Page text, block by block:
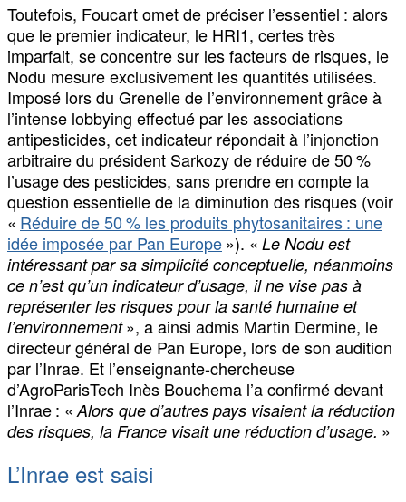
Toutefois, Foucart omet de préciser l’essentiel : alors
que le premier indicateur, le HRI1, certes très
imparfait, se concentre sur les facteurs de risques, le
Nodu mesure exclusivement les quantités utilisées.
Imposé lors du Grenelle de l’environnement grâce à
l’intense lobbying effectué par les associations
antipesticides, cet indicateur répondait à l’injonction
arbitraire du président Sarkozy de réduire de 50 %
l’usage des pesticides, sans prendre en compte la
question essentielle de la diminution des risques (voir
« Réduire de 50 % les produits phytosanitaires : une
idée imposée par Pan Europe»). « Le Nodu est
intéressant par sa simplicité conceptuelle, néanmoins
ce n’est qu’un indicateur d’usage, il ne vise pas à
représenter les risques pour la santé humaine et
l’environnement», a ainsi admis Martin Dermine, le
directeur général de Pan Europe, lors de son audition
par l’Inrae. Et l’enseignante-chercheuse
d’AgroParisTech Inès Bouchema l’a confirmé devant
l’Inrae : « Alors que d’autres pays visaient la réduction
des risques, la France visait une réduction d’usage. »
L’Inrae est saisi